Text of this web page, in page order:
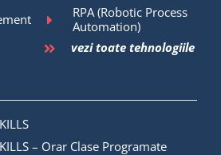
RPA (Robotic Process
Automation)
vezi toate tehnologiile
– Orar Clase Programate